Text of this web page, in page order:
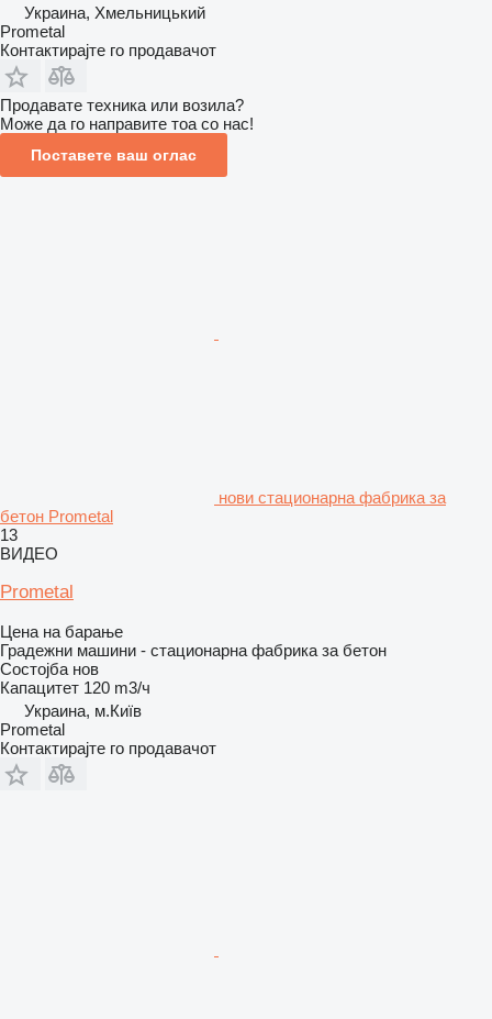
Украина, Хмельницький
Prometal
Контактирајте го продавачот
Продавате техника или возила?
Може да го направите тоа со нас!
Поставете ваш оглас
нови стационарна фабрика за
бетон Prometal
13
ВИДЕО
Prometal
Цена на барање
Градежни машини - стационарна фабрика за бетон
Состојба нов
Капацитет 120 m3/ч
Украина, м.Київ
Prometal
Контактирајте го продавачот